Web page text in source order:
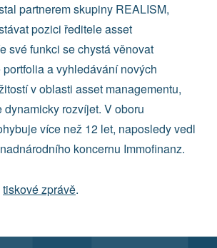
partnerem skupiny REALISM,
pozici ředitele asset
své funkci se chystá věnovat
a vyhledávání nových
v oblasti asset managementu,
dynamicky rozvíjet. V oboru
více než 12 let, naposledy vedl
koncernu Immofinanz.
tiskové zprávě.